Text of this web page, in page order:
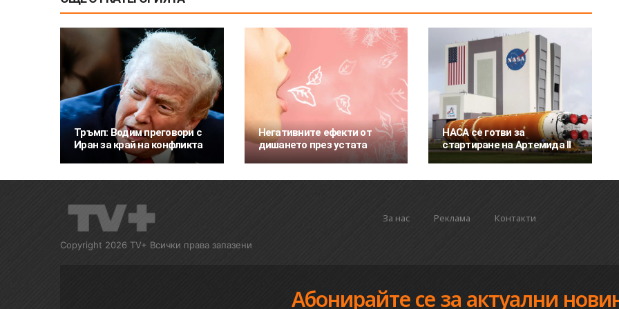
Тръмп: Водим преговори с
Иран за край на конфликта
Негативните ефекти от
дишането през устата
НАСА се готви за
стартиране на Артемида II
За нас Реклама Контакти
Copyright 2026 TV+ Всички права запазени
Абонирайте се за актуални